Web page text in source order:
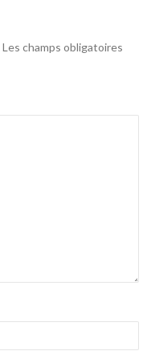
Les champs obligatoires